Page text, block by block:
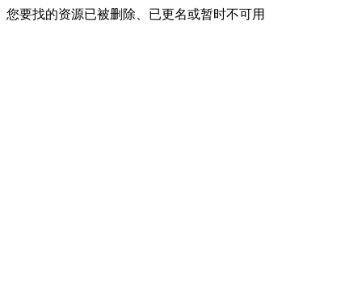
您要找的资源已被删除、已更名或暂时不可用